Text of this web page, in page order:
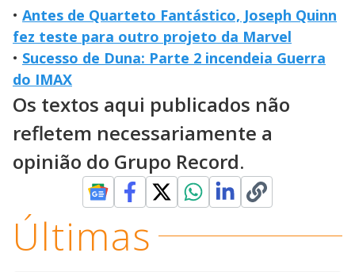
• Antes de Quarteto Fantástico, Joseph Quinn
fez teste para outro projeto da Marvel
• Sucesso de Duna: Parte 2 incendeia Guerra
do IMAX
Os textos aqui publicados não
refletem necessariamente a
opinião do Grupo Record.
Últimas